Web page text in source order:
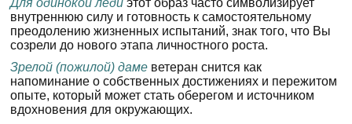
Для одинокой леди этот образ часто символизирует
внутреннюю силу и готовность к самостоятельному
преодолению жизненных испытаний, знак того, что Вы
созрели до нового этапа личностного роста.
Зрелой (пожилой) даме ветеран снится как
напоминание о собственных достижениях и пережитом
опыте, который может стать оберегом и источником
вдохновения для окружающих.